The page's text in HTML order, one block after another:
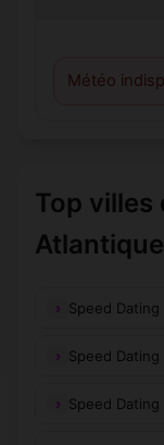
Météo
Top villes
Speed Dating
Speed Dating
Speed Dating